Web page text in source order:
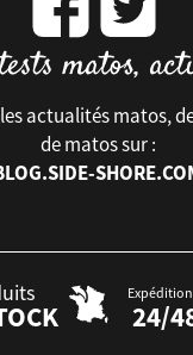
actualités matos,
de matos sur :
24/